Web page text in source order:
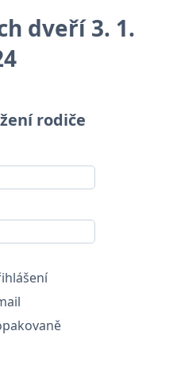
dveří 3. 1.
rodiče